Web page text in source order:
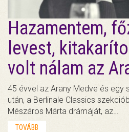
Hazamentem,
levest,
volt nálam az
45 évvel az Arany Medve és egy
után, a Berlinale Classics
Mészáros Márta drámáját, az…
TOVÁBB